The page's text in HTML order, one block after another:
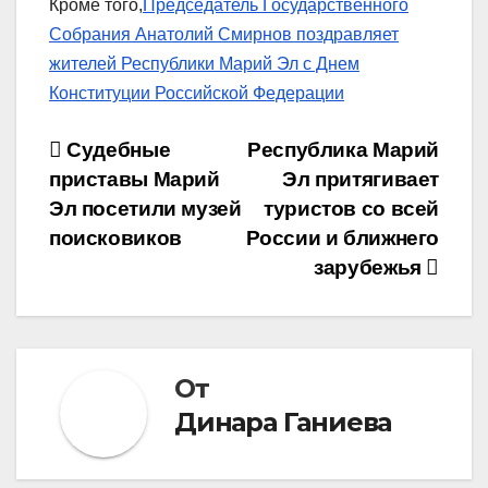
Кроме того, Председатель Государственного
Собрания Анатолий Смирнов поздравляет
жителей Республики Марий Эл с Днем
Конституции Российской Федерации
Навигация
по
записям
Республика Марий
Эл притягивает
туристов со всей
России и ближнего
зарубежья
Судебные
приставы Марий
Эл посетили музей
поисковиков
От
Динара Ганиева